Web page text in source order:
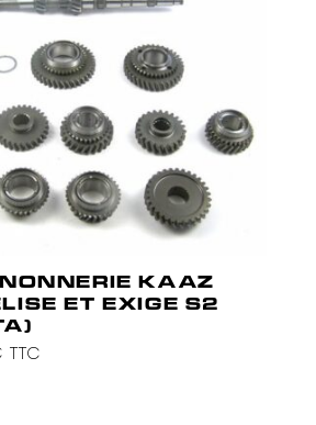
KAAZ
ET EXIGE S2
TTC